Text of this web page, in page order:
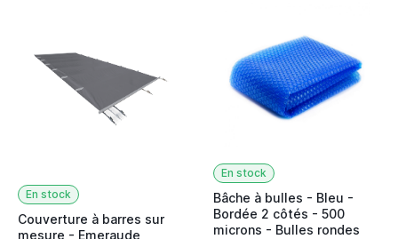
En stock
Couverture à barres sur
mesure - Emeraude
En stock
Bâche à bulles - Bleu -
Bordée 2 côtés - 500
microns - Bulles rondes